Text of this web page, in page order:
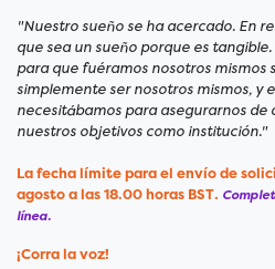
"Nuestro sueño se ha acercado. En
que sea un sueño porque es
para que fuéramos nosotros mismos
simplemente ser nosotros mismos, y
necesitábamos para asegurarnos de
nuestros objetivos como institución."
La fecha límite para el envío de
agosto a las 18.00 horas BST.
línea.
¡Corra la voz!